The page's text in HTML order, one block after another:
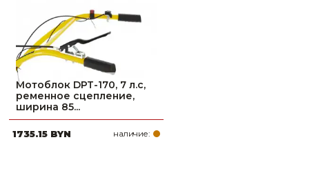
Мотоблок DPT-170, 7 л.с,
ременное сцепление,
ширина 85...
1735.15 BYN наличие: